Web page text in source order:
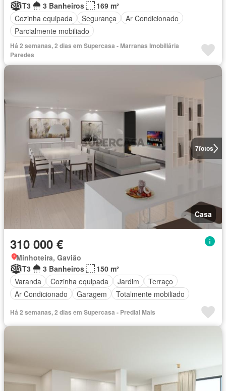
T3
3 Banheiros
169 m²
Cozinha equipada
Segurança
Ar Condicionado
Parcialmente mobiliado
Há 2 semanas, 2 dias em Supercasa - Marranas Imobiliária
Paredes
7fotos
Casa
310 000 €
Minhoteira, Gavião
T3
3 Banheiros
150 m²
Varanda
Cozinha equipada Jardim
Terraço
Ar Condicionado
Garagem Totalmente mobiliado
Há 2 semanas, 2 dias em Supercasa - Predial Mais